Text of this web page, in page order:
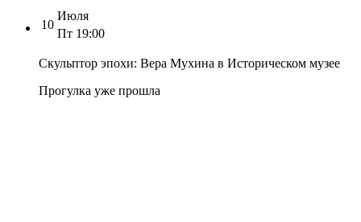
10
Июля
Пт 19:00
Скульптор эпохи: Вера Мухина в Историческом музее
Прогулка уже прошла